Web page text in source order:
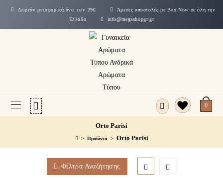
Δωρεάν μεταφορικά άνω των 29€
Άμεσες αποστολές με Box Now σε όλη την
Ελλάδα
info@megashopgr.gr
0
Orto Parisi
> Προϊόντα > Orto Parisi
Φίλτρα Αναζήτησης